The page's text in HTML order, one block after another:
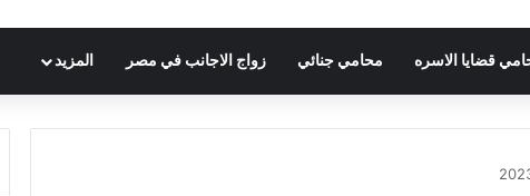
قضايا الاسره محامي جنائي زواج الاجانب في مصر المزيد